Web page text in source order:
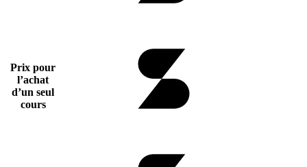
Prix pour
l’achat
d’un seul
cours